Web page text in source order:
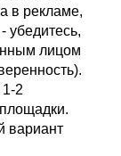
в рекламе,
убедитесь,
лицом
2
вариант